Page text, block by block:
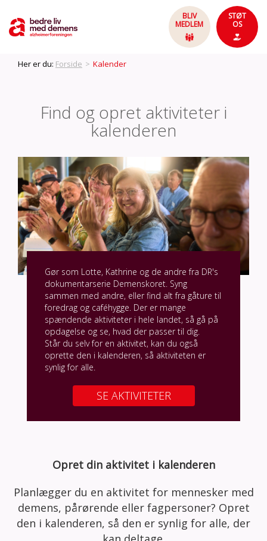
BLIV
MEDLEM
STØT
OS
Her er du: Forside > Kalender
Find og opret aktiviteter i
kalenderen
Gør som Lotte, Kathrine og de andre fra DR's
dokumentarserie Demenskoret. Syng
sammen med andre, eller find alt fra gåture til
foredrag og caféhygge. Der er mange
spændende aktiviteter i hele landet, så gå på
opdagelse og se, hvad der passer til dig.
Står du selv for en aktivitet, kan du også
oprette den i kalenderen, så aktiviteten er
synlig for alle.
SE AKTIVITETER
Opret din aktivitet i kalenderen
Planlægger du en aktivitet for mennesker med
demens, pårørende eller fagpersoner? Opret
den i kalenderen, så den er synlig for alle, der